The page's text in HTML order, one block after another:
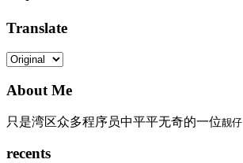
Translate
About Me
只是湾区众多程序员中平平无奇的一位靓仔
recents